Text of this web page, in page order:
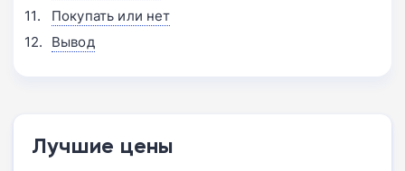
Покупать или нет
Вывод
Лучшие цены